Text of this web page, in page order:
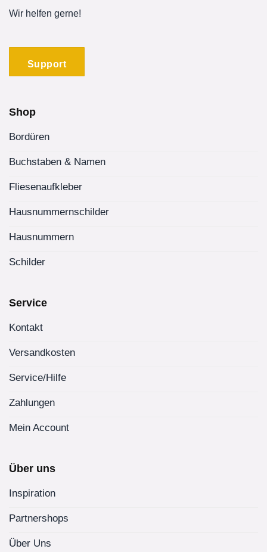
Wir helfen gerne!
Support
Shop
Bordüren
Buchstaben & Namen
Fliesenaufkleber
Hausnummernschilder
Hausnummern
Schilder
Service
Kontakt
Versandkosten
Service/Hilfe
Zahlungen
Mein Account
Über uns
Inspiration
Partnershops
Über Uns